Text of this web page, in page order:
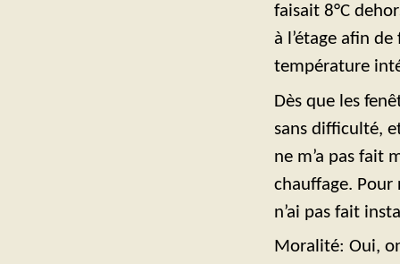
faisait 8°C
à l’étage afin
température
Dès que les
sans difficulté,
ne m’a pas fait
chauffage. Pour
n’ai pas fait
Moralité: Oui,